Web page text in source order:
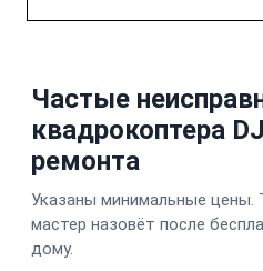
Частые
квадрокоптера
ремонта
Указаны минимальные цены.
мастер назовёт после
дому.